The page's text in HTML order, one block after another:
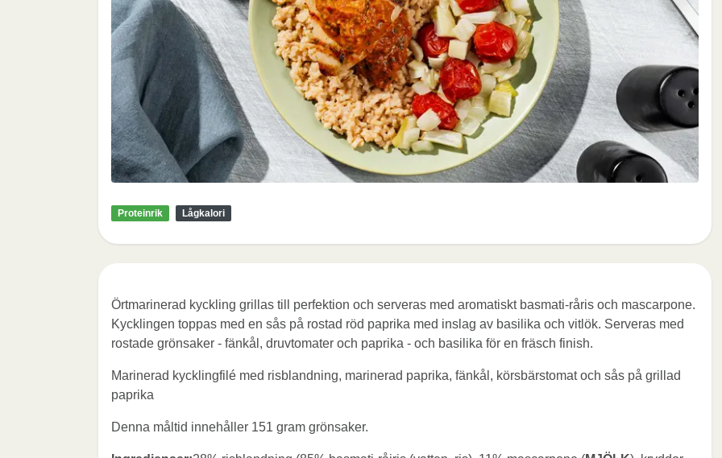
Proteinrik Lågkalori
Örtmarinerad kyckling grillas till perfektion och serveras med aromatiskt basmati-råris och mascarpone.
Kycklingen toppas med en sås på rostad röd paprika med inslag av basilika och vitlök. Serveras med
rostade grönsaker - fänkål, druvtomater och paprika - och basilika för en fräsch finish.
Marinerad kycklingfilé med risblandning, marinerad paprika, fänkål, körsbärstomat och sås på grillad
paprika
Denna måltid innehåller 151 gram grönsaker.